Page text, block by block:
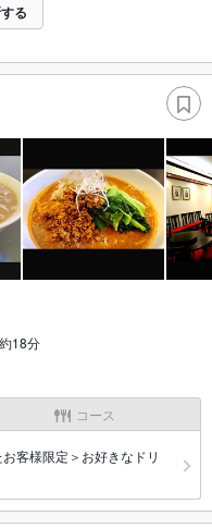
る
18分
コース
客様限定＞お好きなドリ